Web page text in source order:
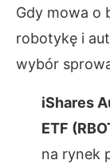
Gdy mowa o
robotykę i
wybór
iShares
ETF
na rynek